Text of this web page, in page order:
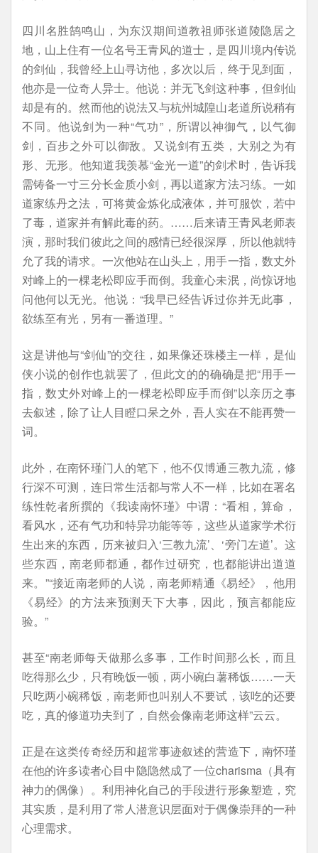
四川名胜鹄鸣山，为东汉期间道教祖师张道陵隐居之
地，山上住有一位名号王青风的道士，是四川境内传说
的剑仙，我曾经上山寻访他，多次以后，终于见到面，
他亦是一位奇人异士。他说：并无飞剑这种事，但剑仙
却是有的。然而他的说法又与杭州城隍山老道所说稍有
不同。他说剑为一种“气功”，所谓以神御气，以气御
剑，百步之外可以御敌。又说剑有五类，大别之为有
形、无形。他知道我羡慕“金光一道”的剑术时，告诉我
需铸备一寸三分长金质小剑，再以道家方法习练。一如
道家练丹之法，可将黄金炼化成液体，并可服饮，若中
了毒，道家并有解此毒的药。……后来请王青风老师表
演，那时我们彼此之间的感情已经很深厚，所以他就特
允了我的请求。一次他站在山头上，用手一指，数丈外
对峰上的一棵老松即应手而倒。我童心未泯，尚惊讶地
问他何以无光。他说：“我早已经告诉过你并无此事，
欲练至有光，另有一番道理。”
这是讲他与“剑仙”的交往，如果像还珠楼主一样，是仙
侠小说的创作也就罢了，但此文的的确确是把“用手一
指，数丈外对峰上的一棵老松即应手而倒”以亲历之事
去叙述，除了让人目瞪口呆之外，吾人实在不能再赞一
词。
此外，在南怀瑾门人的笔下，他不仅博通三教九流，修
行深不可测，连日常生活都与常人不一样，比如在署名
练性乾者所撰的《我读南怀瑾》中谓：“看相，算命，
看风水，还有气功和特异功能等等，这些从道家学术衍
生出来的东西，历来被归入‘三教九流’、‘旁门左道’。这
些东西，南老师都通，都作过研究，也都能讲出道道
来。”“接近南老师的人说，南老师精通《易经》，他用
《易经》的方法来预测天下大事，因此，预言都能应
验。”
甚至“南老师每天做那么多事，工作时间那么长，而且
吃得那么少，只有晚饭一顿，两小碗白薯稀饭……一天
只吃两小碗稀饭，南老师也叫别人不要试，该吃的还要
吃，真的修道功夫到了，自然会像南老师这样”云云。
正是在这类传奇经历和超常事迹叙述的营造下，南怀瑾
在他的许多读者心目中隐隐然成了一位charisma（具有
神力的偶像）。利用神化自己的手段进行形象塑造，究
其实质，是利用了常人潜意识层面对于偶像崇拜的一种
心理需求。